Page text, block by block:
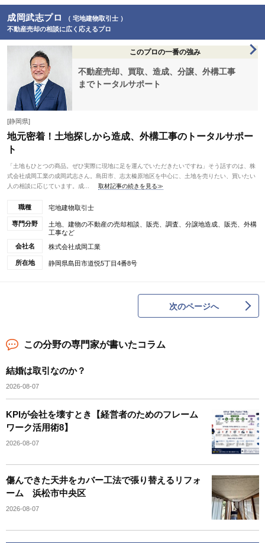
成岡武志プロ
（ 宅地建物取引士 ）
不動産売却の相談に広く応えるプロ
このプロの一番の強み
不動産売却、買取、造成、分譲、外構工事
までトータルサポート
[静岡県]
地元密着！土地探しから造成、外構工事のトータルサポー
ト
「土地もひとつの商品。ぜひ実際に現地に足を運んでいただきたいですね」そう話すのは、株
式会社成岡工業の成岡武志さん。島田市、志太榛原地区を中心に、土地を売りたい、買いたい
人の相談に応じています。成...
取材記事の続きを見る≫
職種 宅地建物取引士
専門分野
土地、建物の不動産の売却相談、販売、調査、分譲地造成、販売、外構
工事など
会社名
株式会社成岡工業
所在地 静岡県島田市道悦5丁目4番8号
次のページへ
この分野の専門家が書いたコラム
結婚は取引なのか？
2026-08-07
KPIが会社を壊すとき【経営者のためのフレーム
ワーク活用術8】
2026-08-07
傷んできた天井をカバー工法で張り替えるリフォ
ーム 浜松市中央区
2026-08-07